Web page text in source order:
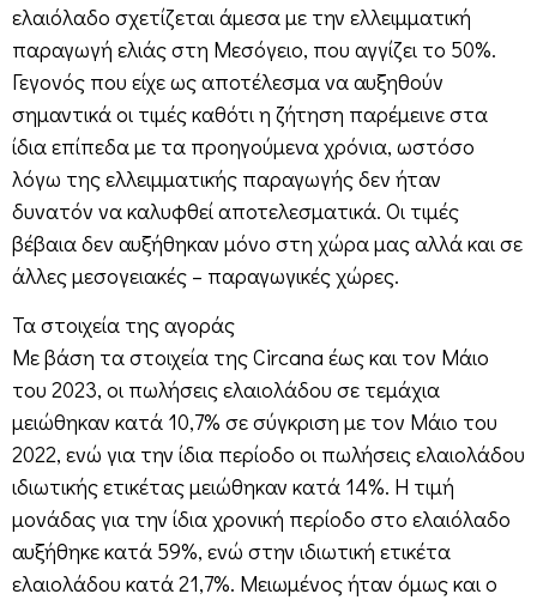
ελαιόλαδο σχετίζεται άμεσα με την ελλειμματική
παραγωγή ελιάς στη Μεσόγειο, που αγγίζει το 50%.
Γεγονός που είχε ως αποτέλεσμα να αυξηθούν
σημαντικά οι τιμές καθότι η ζήτηση παρέμεινε στα
ίδια επίπεδα με τα προηγούμενα χρόνια, ωστόσο
λόγω της ελλειμματικής παραγωγής δεν ήταν
δυνατόν να καλυφθεί αποτελεσματικά. Οι τιμές
βέβαια δεν αυξήθηκαν μόνο στη χώρα μας αλλά και σε
άλλες μεσογειακές – παραγωγικές χώρες.
Τα στοιχεία της αγοράς
Με βάση τα στοιχεία της Circana έως και τον Μάιο
του 2023, οι πωλήσεις ελαιολάδου σε τεμάχια
μειώθηκαν κατά 10,7% σε σύγκριση με τον Μάιο του
2022, ενώ για την ίδια περίοδο οι πωλήσεις ελαιολάδου
ιδιωτικής ετικέτας μειώθηκαν κατά 14%. Η τιμή
μονάδας για την ίδια χρονική περίοδο στο ελαιόλαδο
αυξήθηκε κατά 59%, ενώ στην ιδιωτική ετικέτα
ελαιολάδου κατά 21,7%. Μειωμένος ήταν όμως και ο